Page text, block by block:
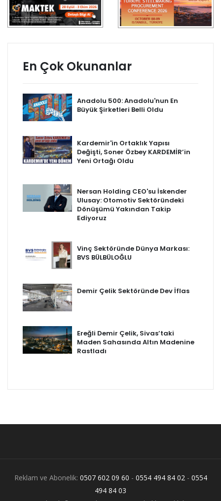
En Çok Okunanlar
Anadolu 500: Anadolu'nun En
Büyük Şirketleri Belli Oldu
Kardemir'in Ortaklık Yapısı
Değişti, Soner Özbey KARDEMİR’in
Yeni Ortağı Oldu
Nersan Holding CEO'su İskender
Ulusay: Otomotiv Sektöründeki
Dönüşümü Yakından Takip
Ediyoruz
Vinç Sektöründe Dünya Markası:
BVS BÜLBÜLOĞLU
Demir Çelik Sektöründe Dev İflas
Ereğli Demir Çelik, Sivas’taki
Maden Sahasında Altın Madenine
Rastladı
Reklam ve Abonelik: 0507 602 09 60 - 0554 494 84 02- 0554
494 84 03